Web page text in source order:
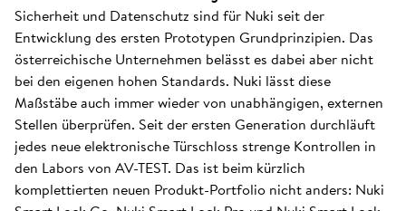
Sicherheit und Datenschutz sind für Nuki seit der
Entwicklung des ersten Prototypen Grundprinzipien. Das
österreichische Unternehmen belässt es dabei aber nicht
bei den eigenen hohen Standards. Nuki lässt diese
Maßstäbe auch immer wieder von unabhängigen, externen
Stellen überprüfen. Seit der ersten Generation durchläuft
jedes neue elektronische Türschloss strenge Kontrollen in
den Labors von AV-TEST. Das ist beim kürzlich
komplettierten neuen Produkt-Portfolio nicht anders: Nuki